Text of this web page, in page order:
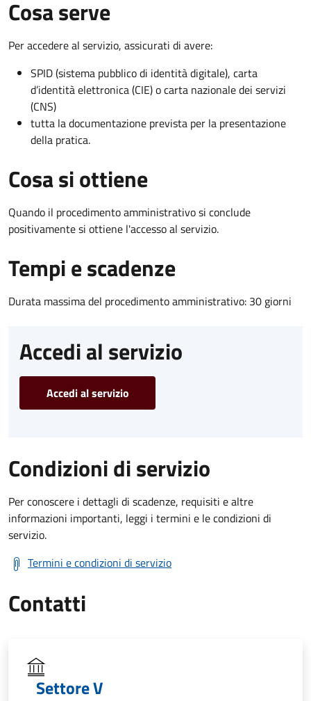
Cosa serve
Per accedere al servizio, assicurati di avere:
SPID (sistema pubblico di identità digitale), carta
d’identità elettronica (CIE) o carta nazionale dei servizi
(CNS)
tutta la documentazione prevista per la presentazione
della pratica.
Cosa si ottiene
Quando il procedimento amministrativo si conclude
positivamente si ottiene l'accesso al servizio.
Tempi e scadenze
Durata massima del procedimento amministrativo: 30 giorni
Accedi al servizio
Accedi al servizio
Condizioni di servizio
Per conoscere i dettagli di scadenze, requisiti e altre
informazioni importanti, leggi i termini e le condizioni di
servizio.
Termini e condizioni di servizio
Contatti
Settore V